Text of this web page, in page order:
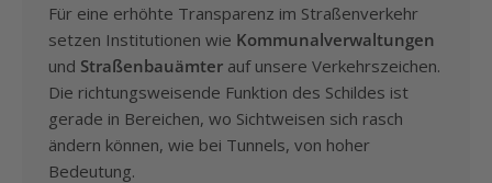
Für eine erhöhte Transparenz im Straßenverkehr
setzen Institutionen wie Kommunalverwaltungen
und Straßenbauämter auf unsere Verkehrszeichen.
Die richtungsweisende Funktion des Schildes ist
gerade in Bereichen, wo Sichtweisen sich rasch
ändern können, wie bei Tunnels, von hoher
Bedeutung.